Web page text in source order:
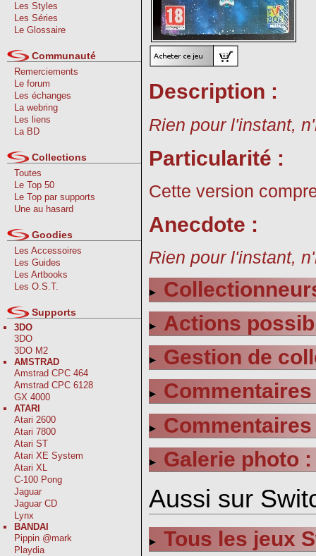
Les Styles
Les Séries
Le Glossaire
Communauté
Remerciements
Le forum
Les échanges
La webring
Les liens
La BD
Collections
Toutes
Le Top 50
Le Top par supports
Une au hasard
Goodies
Les Accessoires
Les Guides
Les Artbooks
Les O.S.T.
Supports
3DO
3DO
3DO M2
AMSTRAD
Amstrad CPC 464
Amstrad CPC 6128
GX 4000
ATARI
Atari 2600
Atari 7800
Atari ST
Atari XE System
Atari XL
C-100 Pong
Jaguar
Jaguar CD
Lynx
BANDAI
Pippin @mark
Playdia
Description :
Rien pour l'instant,
Particularité :
Cette version
Anecdote :
Rien pour l'instant,
Actions
Gestion de
Galerie photo :
Aussi sur
Tous les jeux